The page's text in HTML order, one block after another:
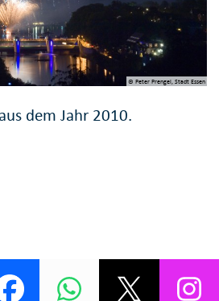
© Peter Prengel, Stadt Essen
dem Jahr 2010.